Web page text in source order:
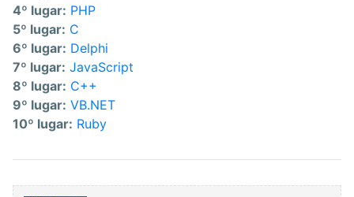
4º lugar: PHP
5º lugar: C
6º lugar: Delphi
7º lugar: JavaScript
8º lugar: C++
9º lugar: VB.NET
10º lugar: Ruby